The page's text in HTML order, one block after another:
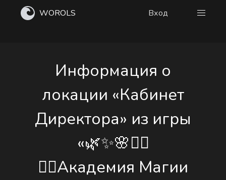
WOROLS Вход
Информация о
локации «Кабинет
Директора» из игры
«🌿✨🌸🧙‍♀️
🧙‍♂️Академия Магии